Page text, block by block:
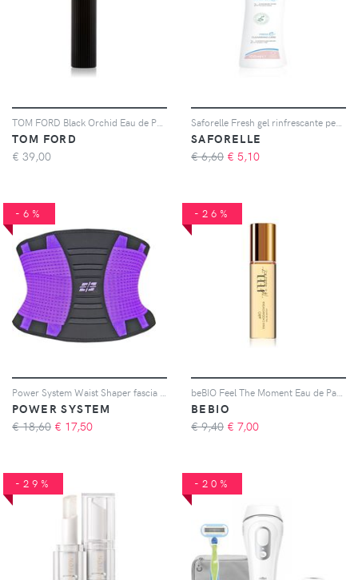
TOM FORD
€ 39,00
SAFORELLE
€ 6,60 € 5,10
-6%
POWER SYSTEM
€ 18,60 € 17,50
-26%
BEBIO
€ 9,40 € 7,00
-29% -20%